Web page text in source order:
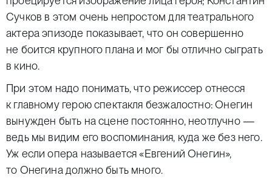
Сучков в этом очень непростом для театрального
актера эпизоде показывает, что он совершенно
не боится крупного плана и мог бы отлично сыграть
в кино.
При этом надо понимать, что режиссер отнесся
к главному герою спектакля безжалостно: Онегин
вынужден быть на сцене постоянно, неотлучно —
ведь мы видим его воспоминания, куда же без него.
Уж если опера называется «Евгений Онегин»,
то Онегина должно быть много.